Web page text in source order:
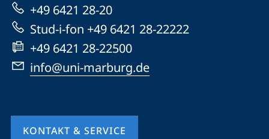
Website
+49 6421 28-20
Stud-i-fon +49 6421 28-22222
+49 6421 28-22500
info@uni-marburg.de
KONTAKT & SERVICE